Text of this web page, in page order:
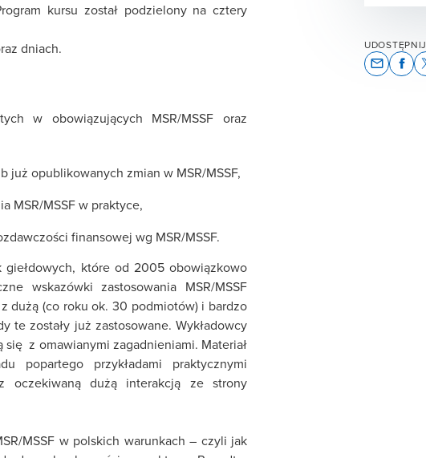
kursu został podzielony na cztery
dniach.
w obowiązujących MSR/MSSF oraz
opublikowanych zmian w MSR/MSSF,
MSR/MSSF w praktyce,
finansowej wg MSR/MSSF.
które od 2005 obowiązkowo
wskazówki zastosowania MSR/MSSF
dużą (co roku ok. 30 podmiotów) i bardzo
te zostały już zastosowane. Wykładowcy
z omawianymi zagadnieniami. Materiał
popartego przykładami praktycznymi
oczekiwaną dużą interakcją ze strony
MSSF w polskich warunkach – czyli jak
UDOSTĘPNIJ